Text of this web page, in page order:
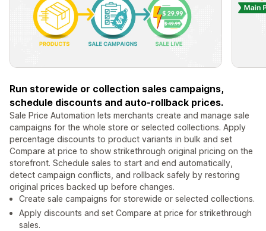
Run storewide or collection sales campaigns,
schedule discounts and auto-rollback prices.
Sale Price Automation lets merchants create and manage sale
campaigns for the whole store or selected collections. Apply
percentage discounts to product variants in bulk and set
Compare at price to show strikethrough original pricing on the
storefront. Schedule sales to start and end automatically,
detect campaign conflicts, and rollback safely by restoring
original prices backed up before changes.
Create sale campaigns for storewide or selected collections.
Apply discounts and set Compare at price for strikethrough
sales.